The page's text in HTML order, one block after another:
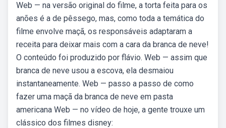
Web — na versão original do filme, a torta feita para os
anões é a de pêssego, mas, como toda a temática do
filme envolve maçã, os responsáveis adaptaram a
receita para deixar mais com a cara da branca de neve!
O conteúdo foi produzido por flávio. Web — assim que
branca de neve usou a escova, ela desmaiou
instantaneamente. Web — passo a passo de como
fazer uma maçã da branca de neve em pasta
americana Web — no vídeo de hoje, a gente trouxe um
clássico dos filmes disney: